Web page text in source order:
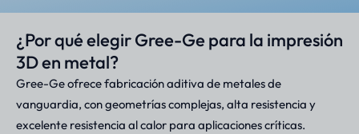
¿Por qué elegir Gree-Ge para la impresión
3D en metal?
Gree-Ge ofrece fabricación aditiva de metales de
vanguardia, con geometrías complejas, alta resistencia y
excelente resistencia al calor para aplicaciones críticas.